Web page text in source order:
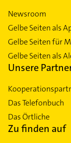
Newsroom
Gelbe Seiten als
Gelbe Seiten für
Gelbe Seiten als
Unsere
Das Telefonbuch
Das Örtliche
Zu finden auf